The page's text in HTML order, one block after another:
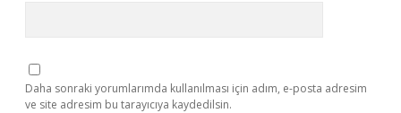
Daha sonraki yorumlarımda kullanılması için adım, e-posta adresim
ve site adresim bu tarayıcıya kaydedilsin.